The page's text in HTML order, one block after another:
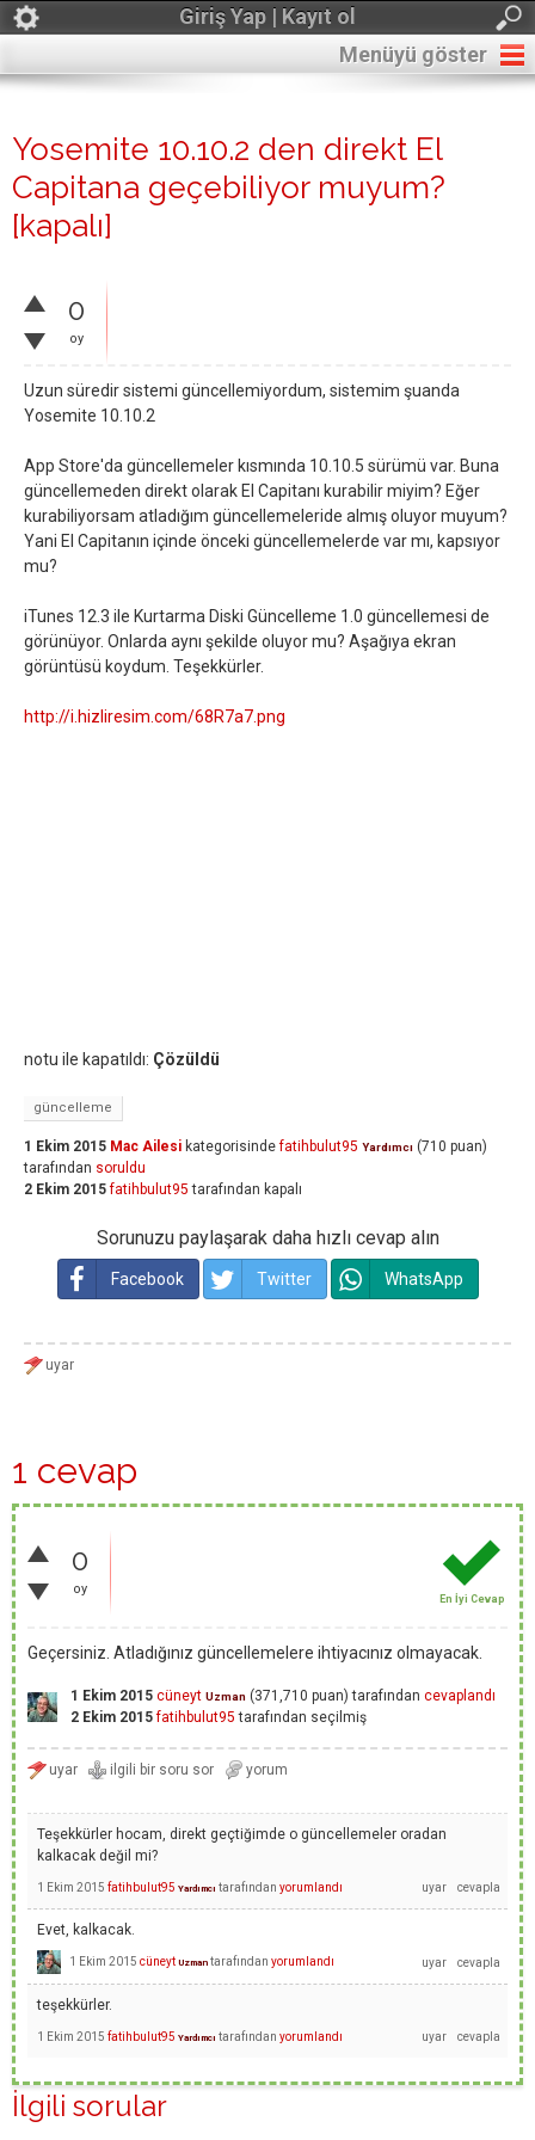
Giriş Yap | Kayıt ol
Menüyü göster
Yosemite 10.10.2 den direkt El
Capitana geçebiliyor muyum?
[kapalı]
0
oy
Uzun süredir sistemi güncellemiyordum, sistemim şuanda
Yosemite 10.10.2
App Store'da güncellemeler kısmında 10.10.5 sürümü var. Buna
güncellemeden direkt olarak El Capitanı kurabilir miyim? Eğer
kurabiliyorsam atladığım güncellemeleride almış oluyor muyum?
Yani El Capitanın içinde önceki güncellemelerde var mı, kapsıyor
mu?
iTunes 12.3 ile Kurtarma Diski Güncelleme 1.0 güncellemesi de
görünüyor. Onlarda aynı şekilde oluyor mu? Aşağıya ekran
görüntüsü koydum. Teşekkürler.
http://i.hizliresim.com/68R7a7.png
notu ile kapatıldı: Çözüldü
güncelleme
1 Ekim 2015 Mac Ailesi kategorisinde fatihbulut95 Yardımcı (710 puan)
tarafından soruldu
2 Ekim 2015 fatihbulut95 tarafından kapalı
Sorunuzu paylaşarak daha hızlı cevap alın
Facebook Twitter WhatsApp
1 cevap
0
oy
En İyi Cevap
Geçersiniz. Atladığınız güncellemelere ihtiyacınız olmayacak.
1 Ekim 2015 cüneyt Uzman (371,710 puan) tarafından cevaplandı
2 Ekim 2015 fatihbulut95 tarafından seçilmiş
Teşekkürler hocam, direkt geçtiğimde o güncellemeler oradan
kalkacak değil mi?
1 Ekim 2015 fatihbulut95 Yardımcı tarafından yorumlandı
Evet, kalkacak.
1 Ekim 2015 cüneyt Uzman tarafından yorumlandı
teşekkürler.
1 Ekim 2015 fatihbulut95 Yardımcı tarafından yorumlandı
İlgili sorular